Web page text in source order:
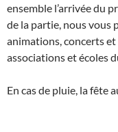
ensemble l’arrivée du
de la partie, nous vous
animations, concerts
associations et écoles
En cas de pluie, la fête